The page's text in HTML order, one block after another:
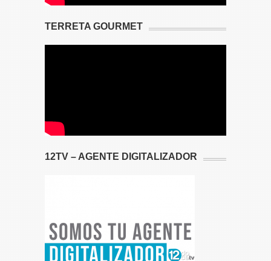
TERRETA GOURMET
12TV – AGENTE DIGITALIZADOR